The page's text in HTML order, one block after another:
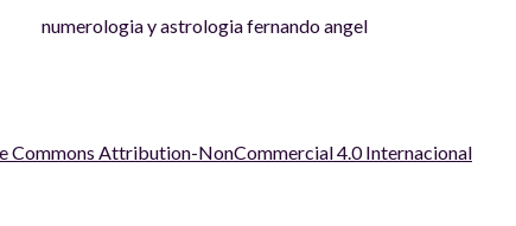
Commons Attribution-NonCommercial 4.0 Internacional